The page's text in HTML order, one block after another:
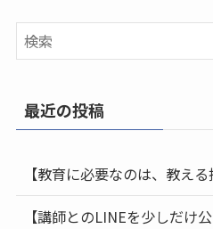
最近の投稿
【教育に必要なのは、教え
【講師とのLINEを少しだけ